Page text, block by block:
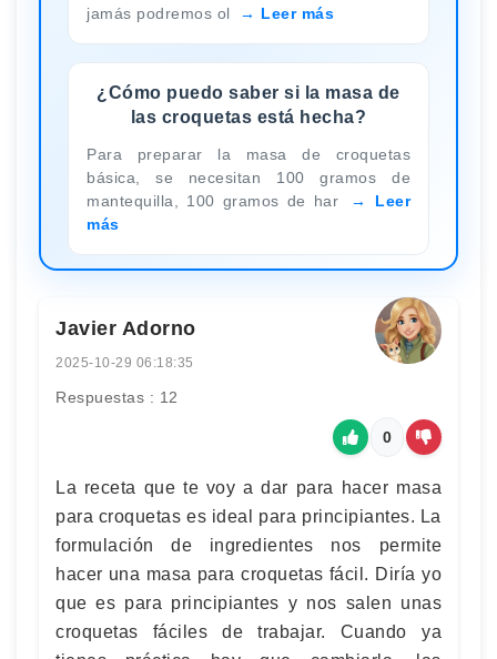
jamás podremos ol
Leer más
¿Cómo puedo saber si la masa de
las croquetas está hecha?
Para preparar la masa de croquetas
básica, se necesitan 100 gramos de
mantequilla, 100 gramos de har
Leer
más
Javier Adorno
2025-10-29 06:18:35
Respuestas : 12
0
La receta que te voy a dar para hacer masa
para croquetas es ideal para principiantes. La
formulación de ingredientes nos permite
hacer una masa para croquetas fácil. Diría yo
que es para principiantes y nos salen unas
croquetas fáciles de trabajar. Cuando ya